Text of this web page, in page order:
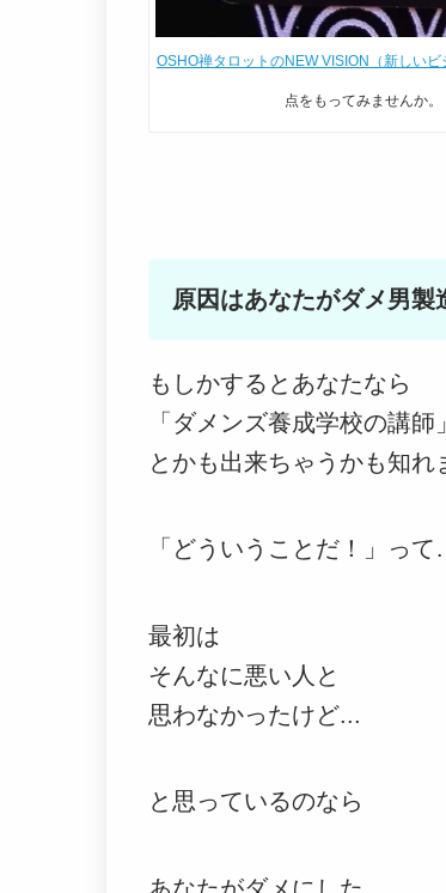
OSHO禅タロットのNEW VISION（新しいビ
点をもってみませんか。
原因はあなたがダメ男製
もしかするとあなたなら
「ダメンズ養成学校の講師」
とかも出来ちゃうかも知れ
「どういうことだ！」って
最初は
そんなに悪い人と
思わなかったけど...
と思っているのなら